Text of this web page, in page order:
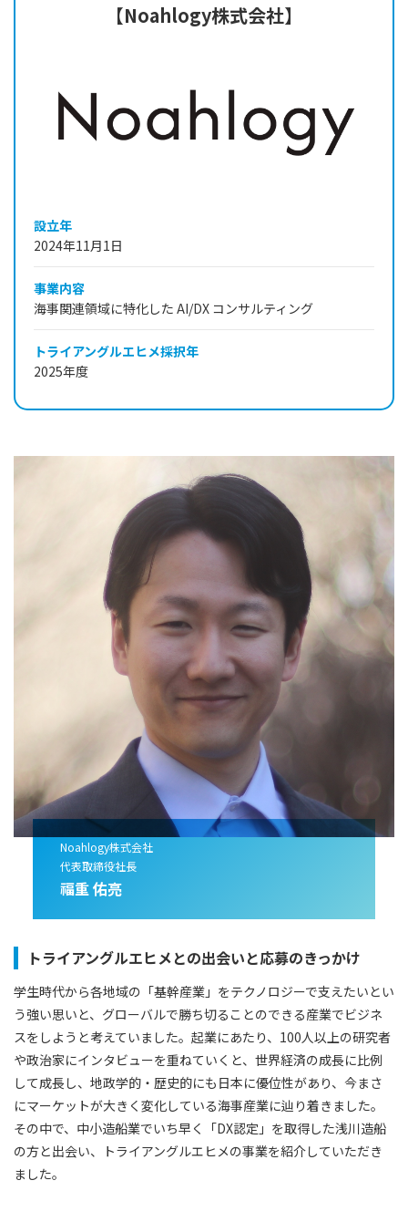
【Noahlogy株式会社】
設立年
2024年11月1日
事業内容
海事関連領域に特化した AI/DX コンサルティング
トライアングルエヒメ採択年
2025年度
Noahlogy株式会社
代表取締役社長
福重 佑亮
トライアングルエヒメとの出会いと応募のきっかけ
学生時代から各地域の「基幹産業」をテクノロジーで支えたいとい
う強い思いと、グローバルで勝ち切ることのできる産業でビジネ
スをしようと考えていました。起業にあたり、100人以上の研究者
や政治家にインタビューを重ねていくと、世界経済の成長に比例
して成長し、地政学的・歴史的にも日本に優位性があり、今まさ
にマーケットが大きく変化している海事産業に辿り着きました。
その中で、中小造船業でいち早く「DX認定」を取得した浅川造船
の方と出会い、トライアングルエヒメの事業を紹介していただき
ました。